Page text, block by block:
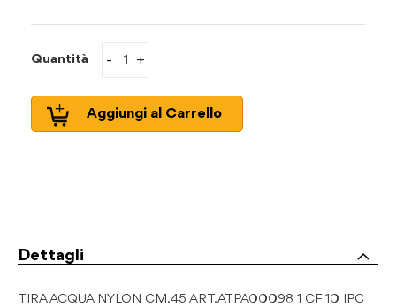
Quantità +
-
Aggiungi al Carrello
Dettagli
TIRA ACQUA NYLON CM.45 ART.ATPA00098 1 CF 10 IPC